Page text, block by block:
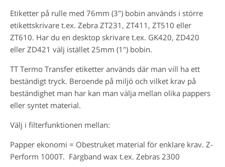
Etiketter på rulle med 76mm (3") bobin används i större
etikettskrivare t.ex. Zebra ZT231, ZT411, ZT510 eller
ZT610. Har du en desktop skrivare t.ex. GK420, ZD420
eller ZD421 välj istället 25mm (1") bobin.
TT Termo Transfer etiketter används där man vill ha ett
beständigt tryck. Beroende på miljö och vilket krav på
beständighet man har kan man välja mellan olika pappers
eller syntet material.
Välj i filterfunktionen mellan:
Papper ekonomi = Obestruket material för enklare krav. Z-
Perform 1000T. Färgband wax t.ex. Zebras 2300